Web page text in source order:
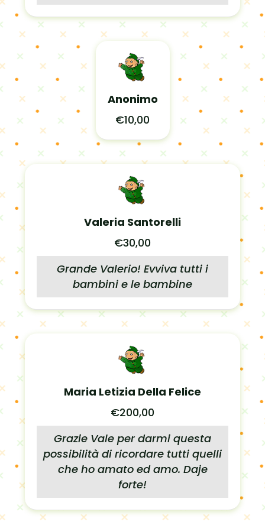
Anonimo
€10,00
Valeria Santorelli
€30,00
Grande Valerio! Evviva tutti i
bambini e le bambine
Maria Letizia Della Felice
€200,00
Grazie Vale per darmi questa
possibilità di ricordare tutti quelli
che ho amato ed amo. Daje
forte!